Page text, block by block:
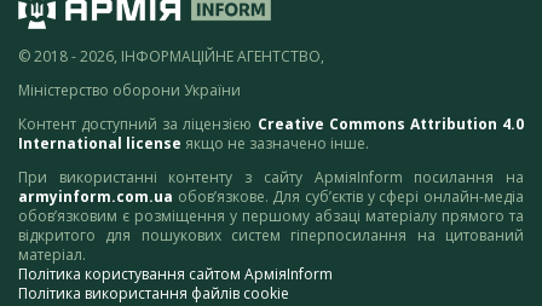
© 2018 - 2026, ІНФОРМАЦІЙНЕ АГЕНТСТВО,
Міністерство оборони України
Контент доступний за ліцензією Creative Commons Attribution 4.0
International license якщо не зазначено інше.
При використанні контенту з сайту АрміяInform посилання на
armyinform.com.ua обов’язкове. Для суб’єктів у сфері онлайн-медіа
обов’язковим є розміщення у першому абзаці матеріалу прямого та
відкритого для пошукових систем гіперпосилання на цитований
матеріал.
Політика користування сайтом АрміяInform
Політика використання файлів cookie